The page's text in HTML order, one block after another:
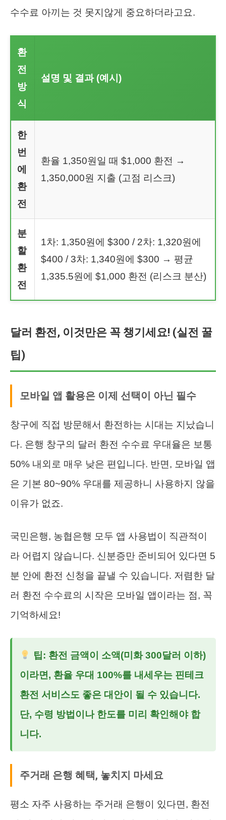
수수료 아끼는 것 못지않게 중요하더라고요.
환
전
방
식
설명 및 결과 (예시)
한
번
에
환
전
환율 1,350원일 때 $1,000 환전 →
1,350,000원 지출 (고점 리스크)
분
할
환
전
1차: 1,350원에 $300 / 2차: 1,320원에
$400 / 3차: 1,340원에 $300 → 평균
1,335.5원에 $1,000 환전 (리스크 분산)
달러 환전, 이것만은 꼭 챙기세요! (실전 꿀
팁)
모바일 앱 활용은 이제 선택이 아닌 필수
창구에 직접 방문해서 환전하는 시대는 지났습니
다. 은행 창구의 달러 환전 수수료 우대율은 보통
50% 내외로 매우 낮은 편입니다. 반면, 모바일 앱
은 기본 80~90% 우대를 제공하니 사용하지 않을
이유가 없죠.
국민은행, 농협은행 모두 앱 사용법이 직관적이
라 어렵지 않습니다. 신분증만 준비되어 있다면 5
분 안에 환전 신청을 끝낼 수 있습니다. 저렴한 달
러 환전 수수료의 시작은 모바일 앱이라는 점, 꼭
기억하세요!
팁: 환전 금액이 소액(미화 300달러 이하)
이라면, 환율 우대 100%를 내세우는 핀테크
환전 서비스도 좋은 대안이 될 수 있습니다.
단, 수령 방법이나 한도를 미리 확인해야 합
니다.
주거래 은행 혜택, 놓치지 마세요
평소 자주 사용하는 주거래 은행이 있다면, 환전